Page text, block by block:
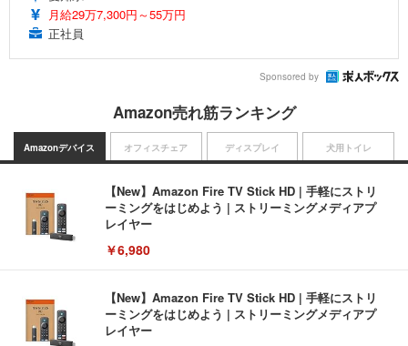
月給29万7,300円～55万円
正社員
Sponsored by
Amazon売れ筋ランキング
Amazonデバイス
【New】Amazon Fire TV Stick HD | 手軽にストリ
ーミングをはじめよう | ストリーミングメディアプ
レイヤー
￥6,980
【New】Amazon Fire TV Stick HD | 手軽にストリ
ーミングをはじめよう | ストリーミングメディアプ
レイヤー
オフィスチェア ディスプレイ 犬用トイレ